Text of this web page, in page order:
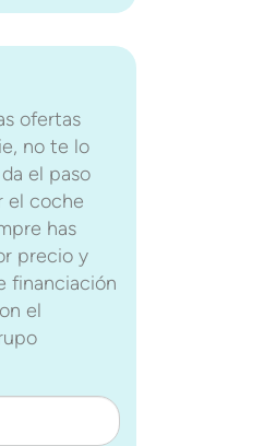
ofertas
no te lo
el paso
el coche
has
precio y
financiación
el